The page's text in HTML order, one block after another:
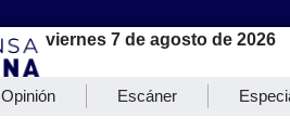
viernes 7 de agosto de 2026
Opinión Escáner